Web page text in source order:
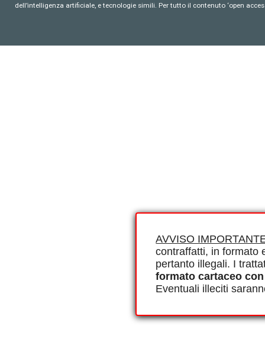
AVVISO
contraffatti, in formato
pertanto illegali. I
formato cartaceo
Eventuali illeciti
dell’intelligenza artificiale, e tecnologie simili. Per tutto il contenuto ‘open